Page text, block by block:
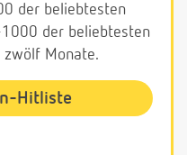
der beliebtesten
1000 der beliebtesten
zwölf Monate.
Hitliste